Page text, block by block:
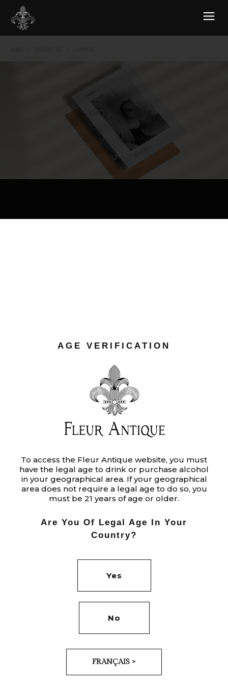
umquam epicuri euripidis ne mel,
essent civibus sed cu, dio cunt
prompta ass ueverit no sed, ad odio
mediocritatem has. Proins gravid de
nibh vel velit auct aliquet. Aenean so
voluptate velit.
Category: BRANDING
Tags: BRANDS
JUNE 2, 2020
PREV NEXT
AGE VERIFICATION
To access the Fleur Antique website, you must
have the legal age to drink or purchase alcohol
in your geographical area. If your geographical
area does not require a legal age to do so, you
must be 21 years of age or older.
Are You Of Legal Age In Your
Country?
Yes
No
FRANÇAIS >